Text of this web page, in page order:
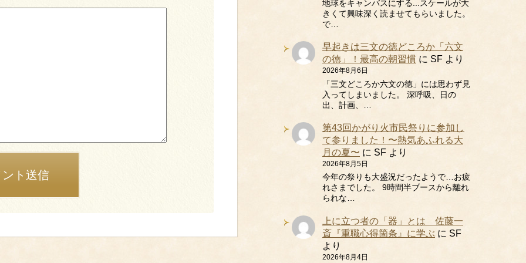
ト送信
地球をキャンバスにする...スケールが大
きくて興味深く読ませてもらいました。
で…
早起きは三文の徳どころか「六文
の徳」！最高の朝習慣 に SF より
2026年8月6日
「三文どころか六文の徳」には思わず見
入ってしまいました。 深呼吸、日の
出、計画、…
第43回かがり火市民祭りに参加し
て参りました！〜熱気あふれる大
月の夏〜 に SF より
2026年8月5日
今年の祭りも大盛況だったようで…お疲
れさまでした。 9時間半ブースから離れ
られな…
上に立つ者の「器」とは 佐藤一
斎『重職心得箇条』に学ぶ に SF
より
2026年8月4日